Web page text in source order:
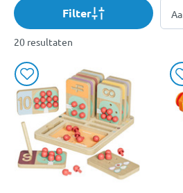
Filter
20 resultaten